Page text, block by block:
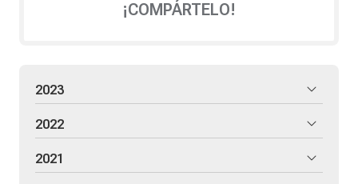
¡COMPÁRTELO!
2023
2022
2021